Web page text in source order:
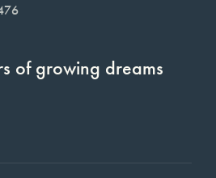
of growing dreams